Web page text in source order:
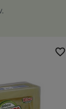
favorite_border